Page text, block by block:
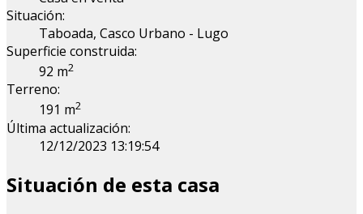
Situación:
Taboada, Casco Urbano - Lugo
Superficie construida:
92 m2
Terreno:
191 m2
Última actualización:
12/12/2023 13:19:54
Situación de esta casa